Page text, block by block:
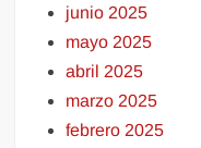
junio 2025
mayo 2025
abril 2025
marzo 2025
febrero 2025